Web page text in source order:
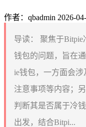
作者：qbadmin 2026-
导读：
聚焦于Bitpie
钱包的问题，旨在
ie钱包，一方面会
注意事项等内容；
判断其是否属于冷
出发，结合Bitpi...